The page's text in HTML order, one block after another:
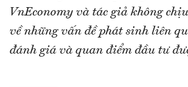
VnEconomy và tác giả không
về những vấn đề phát sinh liên
đánh giá và quan điểm đầu tư